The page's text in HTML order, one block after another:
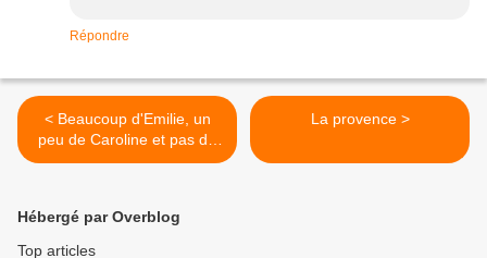
Répondre
< Beaucoup d'Emilie, un
peu de Caroline et pas du
tout de Martine
La provence >
Hébergé par Overblog
Top articles